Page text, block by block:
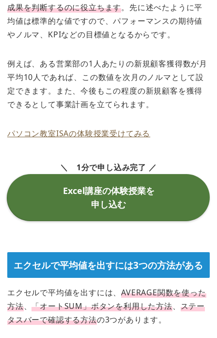
成果を判断するのに役立ちます。先に述べたように平
均値は標準的な値ですので、パフォーマンスの期待値
やノルマ、KPIなどの目標値となるからです。
例えば、ある営業部の1人あたりの新規顧客獲得数が月
平均10人であれば、この数値を次月のノルマとして設
定できます。また、今後もこの程度の新規顧客を獲得
できるとして事業計画を立てられます。
パソコン教室ISAの体験授業受けてみる
＼ 1分で申し込み完了 ／
Excel講座の体験授業を
申し込む
エクセルで平均値を出すには3つの方法がある
エクセルで平均値を出すには、AVERAGE関数を使った
方法、「オートSUM」ボタンを利用した方法、 ステー
タスバーで確認する方法の3つがあります。